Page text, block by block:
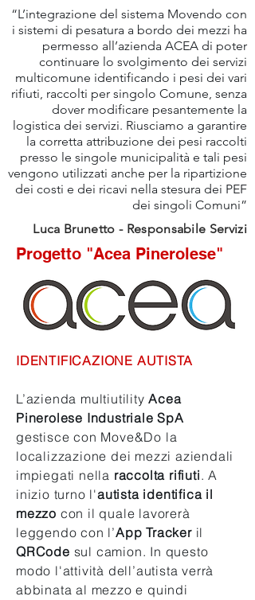
Progetto "Acea Pinerolese"
IDENTIFICAZIONE AUTISTA
L’azienda multiutilityAcea
Pinerolese Industriale SpA
gestisce con Move&Do la
localizzazione dei mezzi aziendali
impiegati nella raccolta rifiuti. A
inizio turno l'autista identifica il
mezzo con il quale lavorerà
leggendo con l’App Trackeril
QRCode sul camion. In questo
modo l'attività dell’autista verrà
abbinata al mezzo e quindi
“L’integrazione del sistema Movendo con
i sistemi di pesatura a bordo dei mezzi ha
permesso all’azienda ACEA di poter
continuare lo svolgimento dei servizi
multicomune identificando i pesi dei vari
rifiuti, raccolti per singolo Comune, senza
dover modificare pesantemente la
logistica dei servizi. Riusciamo a garantire
la corretta attribuzione dei pesi raccolti
presso le singole municipalità e tali pesi
vengono utilizzati anche per la ripartizione
dei costi e dei ricavi nella stesura dei PEF
dei singoli Comuni”
Luca Brunetto - Responsabile Servizi